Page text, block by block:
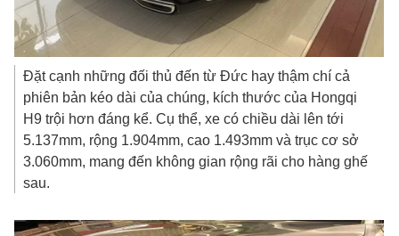
Đặt cạnh những đối thủ đến từ Đức hay thậm chí cả
phiên bản kéo dài của chúng, kích thước của Hongqi
H9 trội hơn đáng kể. Cụ thể, xe có chiều dài lên tới
5.137mm, rộng 1.904mm, cao 1.493mm và trục cơ sở
3.060mm, mang đến không gian rộng rãi cho hàng ghế
sau.